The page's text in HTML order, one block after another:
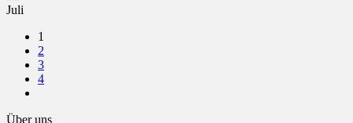
Juli
1
2
3
4
Über uns